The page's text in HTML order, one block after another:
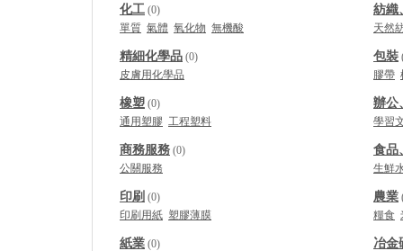
化工 (0)
單質 氣體 氧化物 無機酸
紡織
天然
精細化學品 (0)
皮膚用化學品
包裝
膠帶
橡塑 (0)
通用塑膠 工程塑料
辦公
學習
商務服務 (0)
公關服務
食品
生鮮
印刷 (0)
印刷用紙 塑膠薄膜
農業
糧食
紙業 (0)
冶金